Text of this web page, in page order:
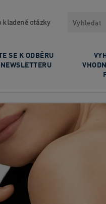
kladené otázky Vyhledávat
SE K ODBĚRU